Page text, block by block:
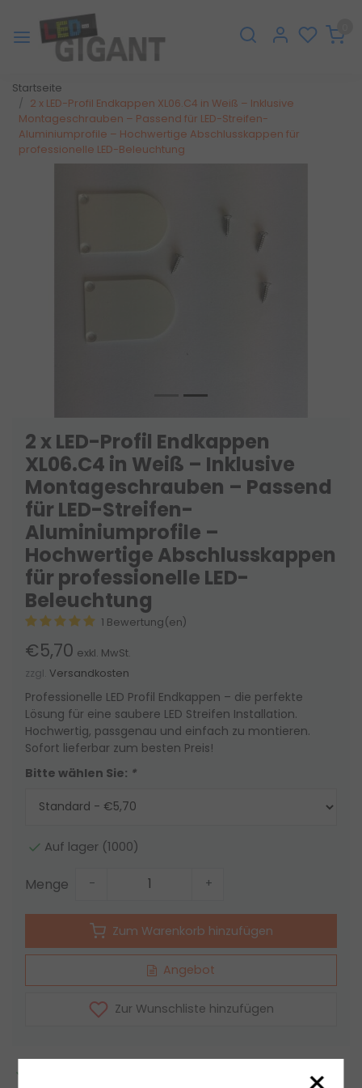
Startseite
2 x LED-Profil Endkappen XL06.C4 in Weiß – Inklusive
Montageschrauben – Passend für LED-Streifen-
Aluminiumprofile – Hochwertige Abschlusskappen für
professionelle LED-Beleuchtung
2 x LED-Profil Endkappen
XL06.C4 in Weiß – Inklusive
Montageschrauben – Passend
für LED-Streifen-
Aluminiumprofile –
Hochwertige Abschlusskappen
für professionelle LED-
Beleuchtung
1 Bewertung(en)
€5,70 exkl. MwSt.
zzgl. Versandkosten
Professionelle LED Profil Endkappen – die perfekte
Lösung für eine saubere LED Streifen Installation.
Hochwertig, passgenau und einfach zu montieren.
Sofort lieferbar zum besten Preis!
Bitte wählen Sie: *
Auf lager (1000)
Menge - +
Zum Warenkorb hinzufügen
Angebot
Zur Wunschliste hinzufügen